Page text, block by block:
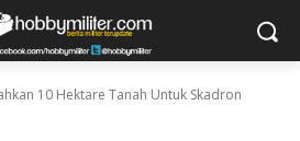
10 Hektare Tanah Untuk Skadron